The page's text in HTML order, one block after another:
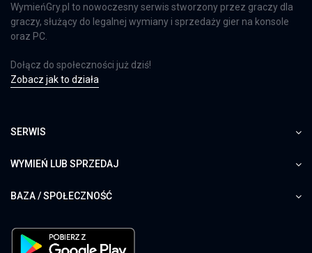
WymieńGry.pl to nowoczesny serwis stworzony przez graczy dla
graczy, służący do legalnej wymiany i sprzedaży gier na konsole
oraz PC.
Dołącz do społeczności już dziś!
Zobacz jak to działa
SERWIS
WYMIEŃ LUB SPRZEDAJ
BAZA / SPOŁECZNOŚĆ